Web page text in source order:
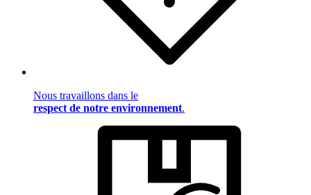
Nous travaillons dans le
respect de notre environnement.